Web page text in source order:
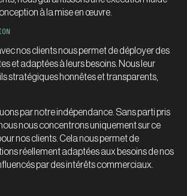
à la mise en œuvre.
nos clients nous permet de déployer des
et adaptées à leurs besoins. Nous leur
stratégiques honnêtes et transparents,
par notre indépendance. Sans parti pris
nous concentrons uniquement sur ce
nos clients. Cela nous permet de
réellement adaptées aux besoins de nos
par des intérêts commerciaux.